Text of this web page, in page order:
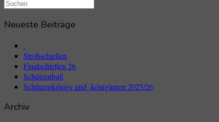
Neueste Beiträge
Strohschießen
Finalschießen 26
Schützenball
Schützenkönige und -königinnen 2025/26
Archiv